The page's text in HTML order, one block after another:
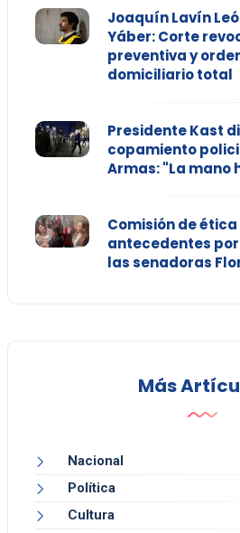
Joaquín Lavín
Yáber: Corte
preventiva y
domiciliario total
Presidente Kast
copamiento
Armas: "La mano
Comisión de
antecedentes
las senadoras
Más
Nacional
Política
Cultura